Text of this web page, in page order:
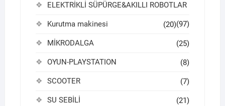
ELEKTRİKLİ SÜPÜRGE&AKILLI ROBOTLAR
(97)
Kurutma makinesi (20)
MİKRODALGA (25)
OYUN-PLAYSTATION (8)
SCOOTER (7)
SU SEBİLİ (21)